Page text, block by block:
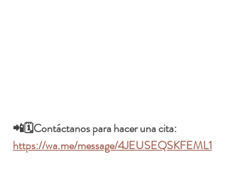
📲🗓️Contáctanos para hacer una cita:
https://wa.me/message/4JEUSEQSKFEML1